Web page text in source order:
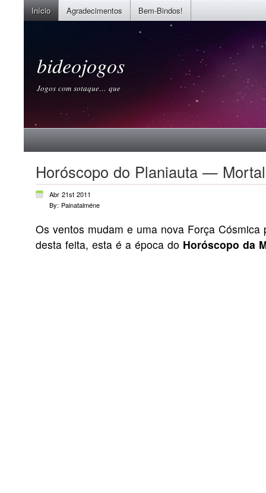
Início Agradecimentos Bem-Bindos!
bideojogos
Jogos com sotaque… que
Horóscopo do Planiauta — Mortal
Abr 21st 2011
By: Painatalméne
Os ventos mudam e uma nova Força Cósmica
desta feita, esta é a época do Horóscopo da